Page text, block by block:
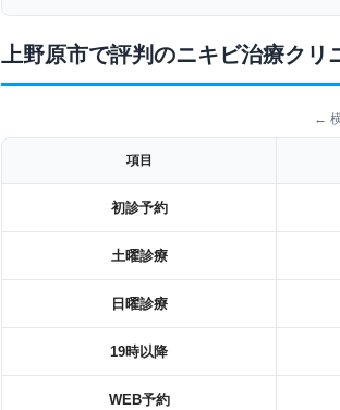
上野原市で評判のニキビ治療クリ
←
項目
初診予約
土曜診療
日曜診療
19時以降
WEB予約